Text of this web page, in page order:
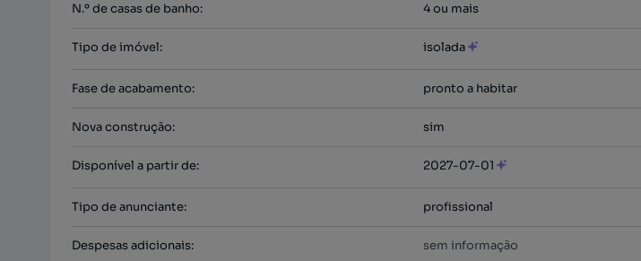
N.º de casas de banho: 4 ou mais
Tipo de imóvel: isolada
Fase de acabamento: pronto a habitar
Nova construção: sim
Disponível a partir de: 2027-07-01
Tipo de anunciante: profissional
Despesas adicionais: sem informação